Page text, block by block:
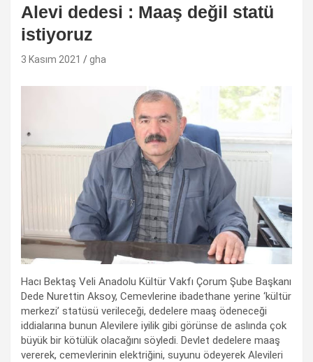
Alevi dedesi : Maaş değil statü
istiyoruz
3 Kasım 2021 gha
Hacı Bektaş Veli Anadolu Kültür Vakfı Çorum Şube Başkanı
Dede Nurettin Aksoy, Cemevlerine ibadethane yerine ‘kültür
merkezi’ statüsü verileceği, dedelere maaş ödeneceği
iddialarına bunun Alevilere iyilik gibi görünse de aslında çok
büyük bir kötülük olacağını söyledi. Devlet dedelere maaş
vererek, cemevlerinin elektriğini, suyunu ödeyerek Alevileri